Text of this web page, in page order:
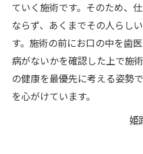
ていく施術です。そのため、
ならず、あくまでその人らし
す。施術の前にお口の中を歯
病がないかを確認した上で施
の健康を最優先に考える姿勢
を心がけています。
姫